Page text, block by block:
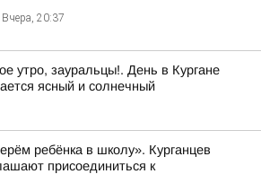
Вчера, 20:37
утро, зауральцы!. День в Кургане
ясный и солнечный
ребёнка в школу». Курганцев
присоединиться к